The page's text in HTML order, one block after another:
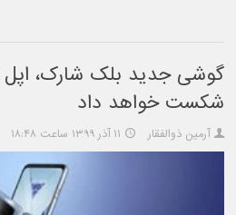
شکست خواهد داد
آرمین ذوالفقار ۱۱ آذر ۱۳۹۹ ساعت ۱۸:۴۸